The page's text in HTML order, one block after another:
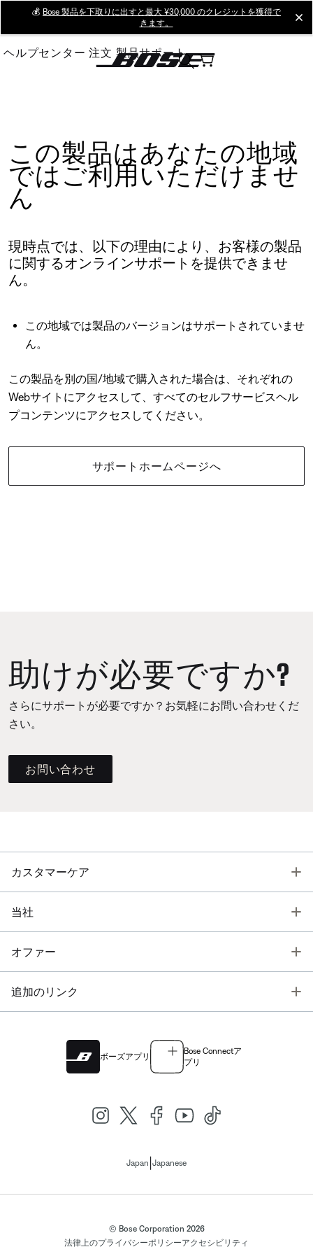
Main
💰 Bose 製品を下取りに出すと最大 ¥30,000 のクレジットを獲得で
きます。
ヘルプセンター 注文 製品サポート
この製品はあなたの地域
ではご利用いただけませ
ん
現時点では、以下の理由により、お客様の製品
に関するオンラインサポートを提供できませ
ん。
この地域では製品のバージョンはサポートされていませ
ん。
この製品を別の国/地域で購入された場合は、それぞれの
Webサイトにアクセスして、すべてのセルフサービスヘル
プコンテンツにアクセスしてください。
サポートホームページへ
助けが必要ですか?
さらにサポートが必要ですか？お気軽にお問い合わせくだ
さい。
お問い合わせ
カスタマーケア
当社
オファー
追加のリンク
ボーズアプリ
Bose Connectア
プリ
Japan Japanese
© Bose Corporation 2026
法律上のプライバシーポリシーアクセシビリティ